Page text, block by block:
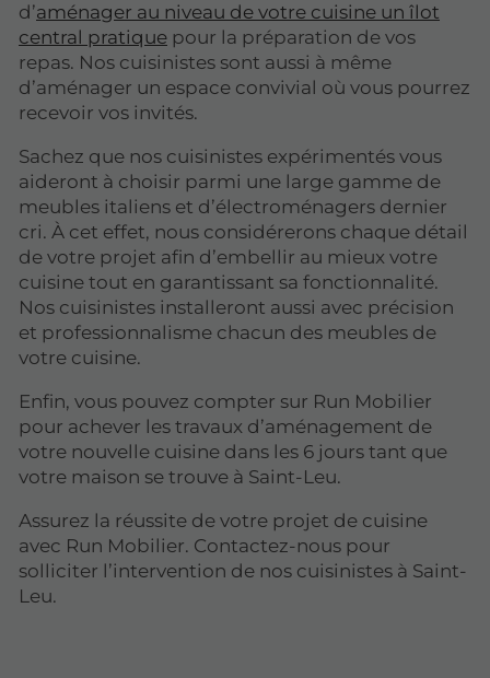
d’aménager au niveau de votre cuisine un îlot
central pratique pour la préparation de vos
repas. Nos cuisinistes sont aussi à même
d’aménager un espace convivial où vous pourrez
recevoir vos invités.
Sachez que nos cuisinistes expérimentés vous
aideront à choisir parmi une large gamme de
meubles italiens et d’électroménagers dernier
cri. À cet effet, nous considérerons chaque détail
de votre projet afin d’embellir au mieux votre
cuisine tout en garantissant sa fonctionnalité.
Nos cuisinistes installeront aussi avec précision
et professionnalisme chacun des meubles de
votre cuisine.
Enfin, vous pouvez compter sur Run Mobilier
pour achever les travaux d’aménagement de
votre nouvelle cuisine dans les 6 jours tant que
votre maison se trouve à Saint-Leu.
Assurez la réussite de votre projet de cuisine
avec Run Mobilier. Contactez-nous pour
solliciter l’intervention de nos cuisinistes à Saint-
Leu.